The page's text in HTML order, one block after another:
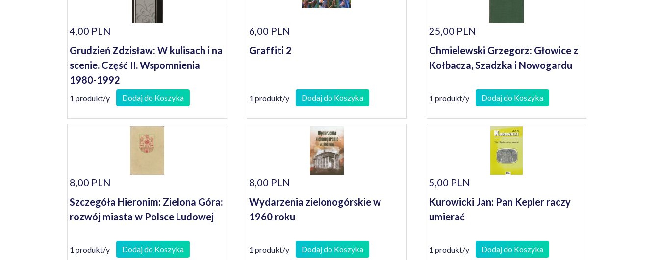
4,00 PLN
Grudzień Zdzisław: W kulisach i na
scenie. Część II. Wspomnienia
1980-1992
1 produkt/y Dodaj do Koszyka
6,00 PLN
Graffiti 2
1 produkt/y Dodaj do Koszyka
25,00 PLN
Chmielewski Grzegorz: Głowice z
Kołbacza, Szadzka i Nowogardu
1 produkt/y Dodaj do Koszyka
8,00 PLN
Szczegóła Hieronim: Zielona Góra:
rozwój miasta w Polsce Ludowej
1 produkt/y Dodaj do Koszyka
8,00 PLN
Wydarzenia zielonogórskie w
1960 roku
1 produkt/y Dodaj do Koszyka
5,00 PLN
Kurowicki Jan: Pan Kepler raczy
umierać
1 produkt/y Dodaj do Koszyka